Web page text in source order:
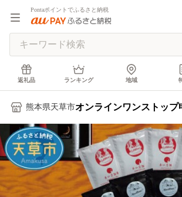
Pontaポイントでふるさと納税
返礼品 ランキング 地域
熊本県天草市オンラインワンストップ